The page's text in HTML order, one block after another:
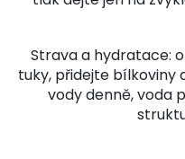
Strava a hydratace:
tuky, přidejte bílkoviny
vody denně, voda